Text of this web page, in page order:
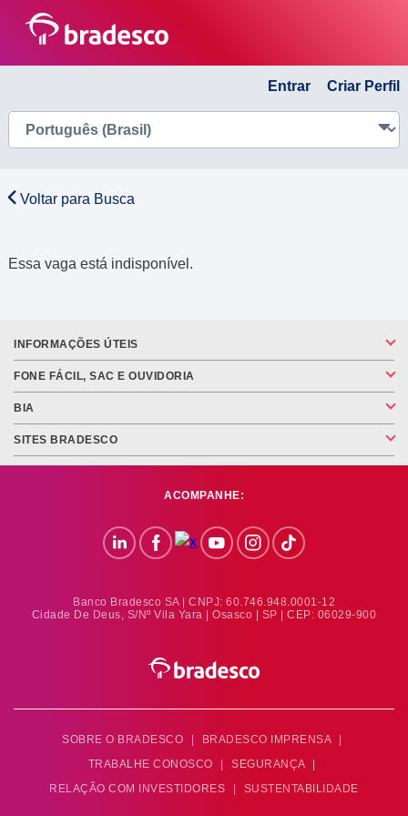
Entrar Criar Perfil
Voltar para Busca
Essa vaga está indisponível.
INFORMAÇÕES ÚTEIS
FONE FÁCIL, SAC E OUVIDORIA
BIA
SITES BRADESCO
ACOMPANHE:
Banco Bradesco SA | CNPJ: 60.746.948.0001-12
Cidade De Deus, S/nº Vila Yara | Osasco | SP | CEP: 06029-900
SOBRE O BRADESCO BRADESCO IMPRENSA
TRABALHE CONOSCO
SEGURANÇA
RELAÇÃO COM INVESTIDORES
SUSTENTABILIDADE